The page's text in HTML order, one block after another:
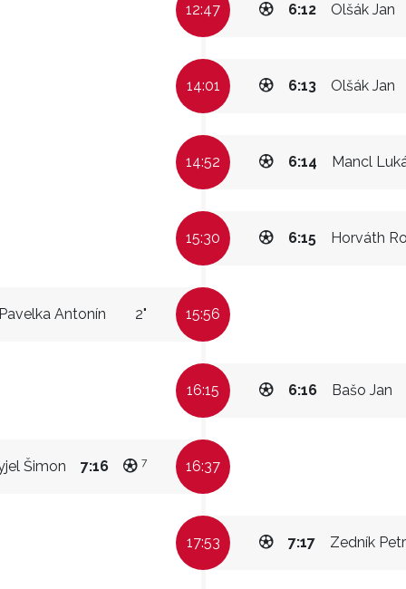
12:47 Olšák Jan
6:12
14:01 Olšák Jan
6:13
14:52 Mancl
6:14
15:30 Horváth
6:15
Antonín 2" 15:56
16:15 Bašo Jan
6:16
Šimon 7:16 7 16:37
17:53 Zedník Petr
7:17